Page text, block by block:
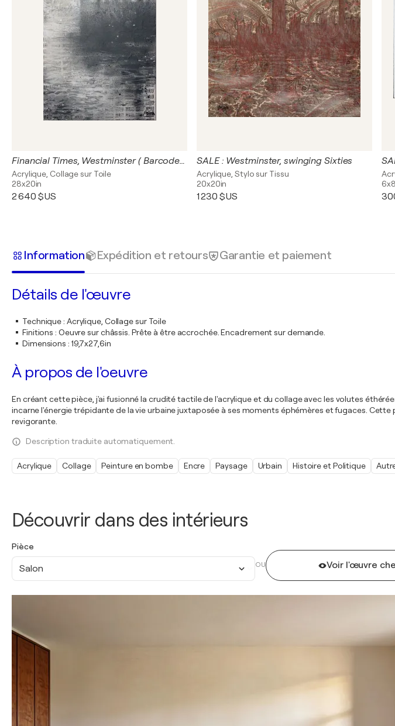
Découvrir dans des intérieurs
Pièce
Salon OU Voir l'œuvre
Financial Times, Westminster ( Barcodes )
Acrylique, Collage sur Toile
28x20in
2 640 $US
SALE : Westminster, swinging Sixties
Acrylique, Stylo sur Tissu
20x20in
1 230 $US
Information Expédition et retours Garantie et paiement
Détails de l'œuvre
Technique: Acrylique, Collage sur Toile
Finitions : Oeuvre sur châssis. Prête à être accrochée. Encadrement sur demande.
Dimensions : 19,7x27,6in
À propos de l'oeuvre
En créant cette pièce, j'ai fusionné la crudité tactile de l'acrylique et du collage avec les volutes
incarne l'énergie trépidante de la vie urbaine juxtaposée à ses moments éphémères et fugaces.
revigorante.
Description traduite automatiquement.
Acrylique Collage Peinture en bombe Encre Paysage Urbain Histoire et Politique